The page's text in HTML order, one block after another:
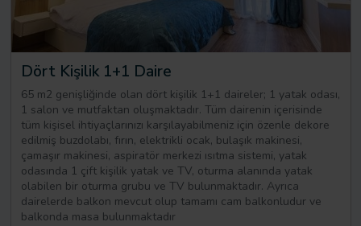
Dört Kişilik 1+1 Daire
65 m2 genişliğinde olan dört kişilik 1+1 daireler; 1 yatak odası,
1 salon ve mutfaktan oluşmaktadır. Tüm dairenin içerisinde
tüm kişisel ihtiyaçlarınızı karşılayabilmeniz için özenle dekore
edilmiş buzdolabı, fırın, elektrikli ocak, bulaşık makinesi,
çamaşır makinesi, aspiratör merkezi ısıtma sistemi, yatak
odasında 1 çift kişilik yatak ve TV, oturma alanında yatak
olabilen bir oturma grubu ve TV bulunmaktadır. Ayrıca
dairelerde balkon mevcut olup tamamı cam balkonludur ve
balkonda masa bulunmaktadır